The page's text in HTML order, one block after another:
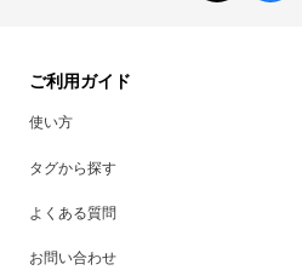
ご利用ガイド
使い方
タグから探す
よくある質問
お問い合わせ